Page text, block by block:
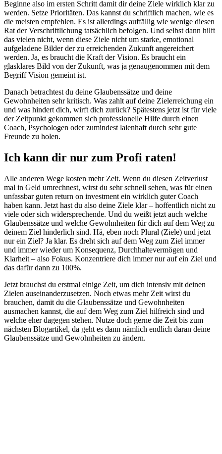
Beginne also im ersten Schritt damit dir deine Ziele wirklich klar zu
werden. Setze Prioritäten. Das kannst du schriftlich machen, wie es
die meisten empfehlen. Es ist allerdings auffällig wie wenige diesen
Rat der Verschriftlichung tatsächlich befolgen. Und selbst dann hilft
das vielen nicht, wenn diese Ziele nicht um starke, emotional
aufgeladene Bilder der zu erreichenden Zukunft angereichert
werden. Ja, es braucht die Kraft der Vision. Es braucht ein
glasklares Bild von der Zukunft, was ja genaugenommen mit dem
Begriff Vision gemeint ist.
Danach betrachtest du deine Glaubenssätze und deine
Gewohnheiten sehr kritisch. Was zahlt auf deine Zielerreichung ein
und was hindert dich, wirft dich zurück? Spätestens jetzt ist für viele
der Zeitpunkt gekommen sich professionelle Hilfe durch einen
Coach, Psychologen oder zumindest laienhaft durch sehr gute
Freunde zu holen.
Ich kann dir nur zum Profi raten!
Alle anderen Wege kosten mehr Zeit. Wenn du diesen Zeitverlust
mal in Geld umrechnest, wirst du sehr schnell sehen, was für einen
unfassbar guten return on investment ein wirklich guter Coach
haben kann. Jetzt hast du also deine Ziele klar – hoffentlich nicht zu
viele oder sich widersprechende. Und du weißt jetzt auch welche
Glaubenssätze und welche Gewohnheiten für dich auf dem Weg zu
deinem Ziel hinderlich sind. Hä, eben noch Plural (Ziele) und jetzt
nur ein Ziel? Ja klar. Es dreht sich auf dem Weg zum Ziel immer
und immer wieder um Konsequenz, Durchhaltevermögen und
Klarheit – also Fokus. Konzentriere dich immer nur auf ein Ziel und
das dafür dann zu 100%.
Jetzt brauchst du erstmal einige Zeit, um dich intensiv mit deinen
Zielen auseinanderzusetzen. Noch etwas mehr Zeit wirst du
brauchen, damit du die Glaubenssätze und Gewohnheiten
ausmachen kannst, die auf dem Weg zum Ziel hilfreich sind und
welche eher dagegen stehen. Nutze doch gerne die Zeit bis zum
nächsten Blogartikel, da geht es dann nämlich endlich daran deine
Glaubenssätze und Gewohnheiten zu ändern.